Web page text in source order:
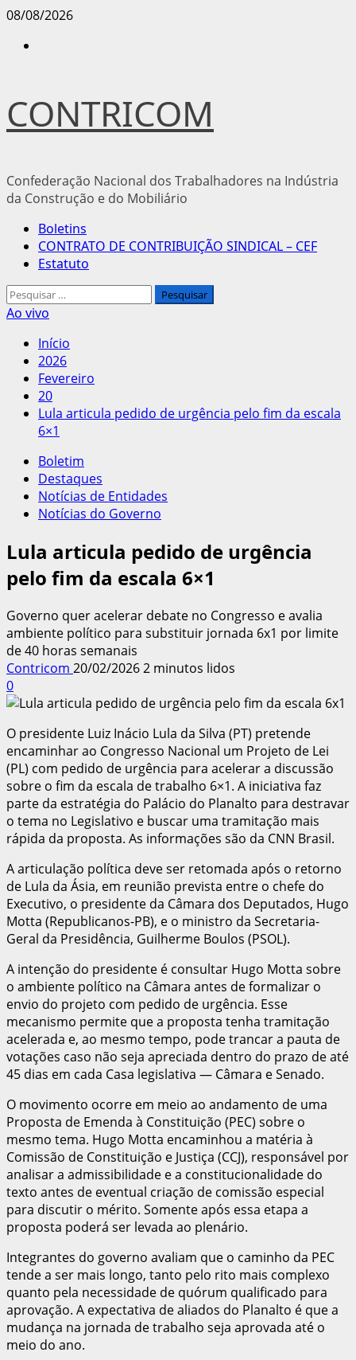
Avançar
08/08/2026
CONTRICOM
Confederação Nacional dos Trabalhadores na Indústria
da Construção e do Mobiliário
Menu
principal
Boletins
CONTRATO DE CONTRIBUIÇÃO SINDICAL – CEF
Estatuto
Pesquisar
por:
Ao vivo
Início
2026
Fevereiro
20
Lula articula pedido de urgência pelo fim da escala
6×1
Boletim
Destaques
Notícias de Entidades
Notícias do Governo
Lula articula pedido de urgência
pelo fim da escala 6×1
Governo quer acelerar debate no Congresso e avalia
ambiente político para substituir jornada 6x1 por limite
de 40 horas semanais
Contricom 20/02/20262 minutos lidos
0
O presidente Luiz Inácio Lula da Silva (PT) pretende
encaminhar ao Congresso Nacional um Projeto de Lei
(PL) com pedido de urgência para acelerar a discussão
sobre o fim da escala de trabalho 6×1. A iniciativa faz
parte da estratégia do Palácio do Planalto para destravar
o tema no Legislativo e buscar uma tramitação mais
rápida da proposta. As informações são da CNN Brasil.
A articulação política deve ser retomada após o retorno
de Lula da Ásia, em reunião prevista entre o chefe do
Executivo, o presidente da Câmara dos Deputados, Hugo
Motta (Republicanos-PB), e o ministro da Secretaria-
Geral da Presidência, Guilherme Boulos (PSOL).
A intenção do presidente é consultar Hugo Motta sobre
o ambiente político na Câmara antes de formalizar o
envio do projeto com pedido de urgência. Esse
mecanismo permite que a proposta tenha tramitação
acelerada e, ao mesmo tempo, pode trancar a pauta de
votações caso não seja apreciada dentro do prazo de até
45 dias em cada Casa legislativa — Câmara e Senado.
O movimento ocorre em meio ao andamento de uma
Proposta de Emenda à Constituição (PEC) sobre o
mesmo tema. Hugo Motta encaminhou a matéria à
Comissão de Constituição e Justiça (CCJ), responsável por
analisar a admissibilidade e a constitucionalidade do
texto antes de eventual criação de comissão especial
para discutir o mérito. Somente após essa etapa a
proposta poderá ser levada ao plenário.
Integrantes do governo avaliam que o caminho da PEC
tende a ser mais longo, tanto pelo rito mais complexo
quanto pela necessidade de quórum qualificado para
aprovação. A expectativa de aliados do Planalto é que a
mudança na jornada de trabalho seja aprovada até o
meio do ano.